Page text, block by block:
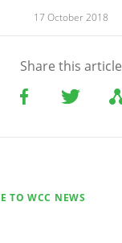
17 October 2018
Share this article
TO WCC NEWS